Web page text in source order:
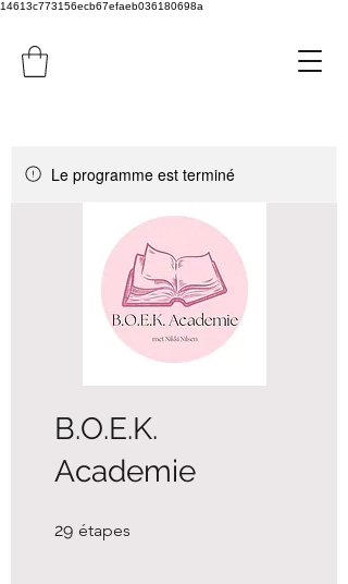
14613c773156ecb67efaeb036180698a
Le programme est terminé
B.O.E.K.
Academie
29 étapes